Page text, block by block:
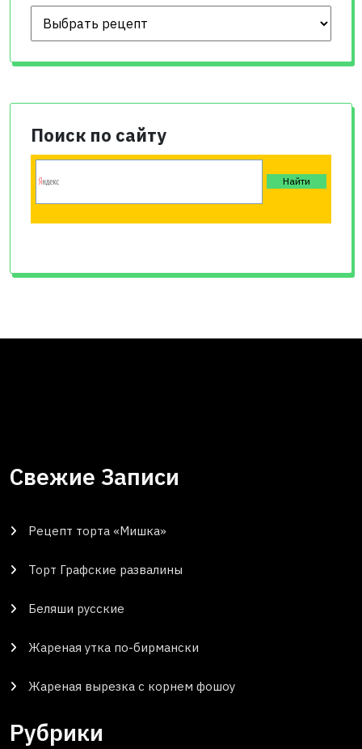
Поиск по сайту
Свежие Записи
Рецепт торта «Мишка»
Торт Графские развалины
Беляши русские
Жареная утка по-бирмански
Жареная вырезка с корнем фошоу
Рубрики